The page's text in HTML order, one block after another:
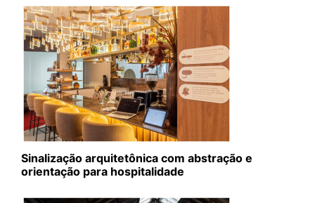
Sinalização arquitetônica com abstração e
orientação para hospitalidade